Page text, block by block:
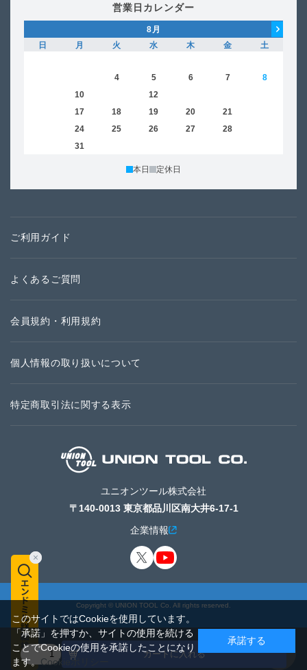
営業日カレンダー
8 月
日
月 火 水 木 金
土
4 5 6 7
8
10 12
17 18 19 20 21
24 25 26 27 28
31
本日 定休日
ご利用ガイド
よくあるご質問
会員規約・利用規約
個人情報の取り扱いについて
特定商取引法に関する表示
ユニオンツール株式会社
〒140-0013 東京都品川区南大井6-17-1
企業情報
Copyright © UNION TOOL Co. All rights reserved.
このサイトではCookieを使用しています。
「承諾」を押すか、サイトの使用を続ける
ことでCookieの使用を承諾したことになり
ます。Cookieポリシー
承諾する
カートに入れる